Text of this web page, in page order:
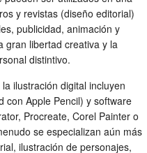
y revistas (diseño editorial)
publicidad, animación y
gran libertad creativa y la
distintivo.
ilustración digital incluyen
con Apple Pencil) y software
Procreate, Corel Painter o
se especializan aún más
ilustración de personajes,